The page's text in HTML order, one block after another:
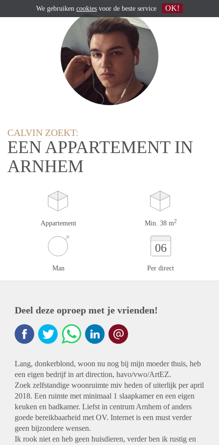
CALVIN ZOEKT:
EEN APPARTEMENT IN
ARNHEM
Appartement Min. 38 m2
Man
06
Per direct
Deel deze oproep met je vrienden!
Lang, donkerblond, woon nu nog bij mijn moeder thuis, heb
een eigen bedrijf in art direction, havo/vwo/ArtEZ.
Zoek zelfstandige woonruimte miv heden of uiterlijk per april
2018. Een ruimte met minimaal 1 slaapkamer en een eigen
keuken en badkamer. Liefst in centrum Arnhem of anders
goede bereikbaarheid met OV. Internet is een must verder
geen bijzondere wensen.
Ik rook niet en heb geen huisdieren, verder ben ik rustig en
We gebruiken cookies voor de beste service OK!